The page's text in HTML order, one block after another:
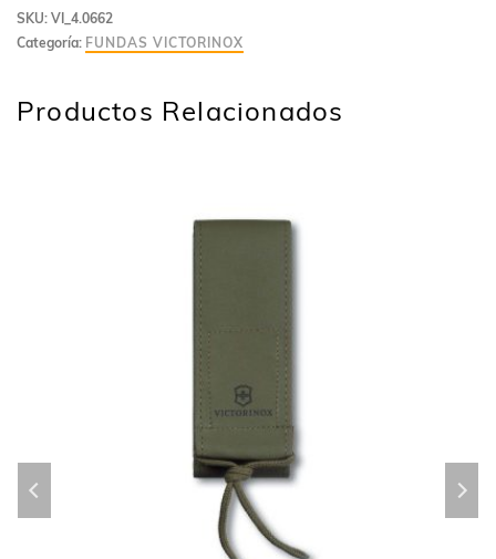
SKU: VI_4.0662
Categoría: FUNDAS VICTORINOX
Productos Relacionados